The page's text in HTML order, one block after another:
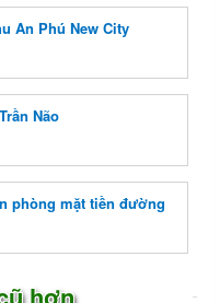
An Phú New City
Não
phòng mặt tiền đường